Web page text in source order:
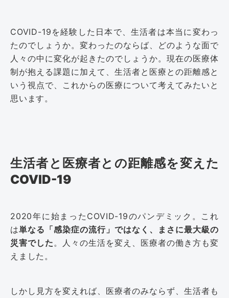
COVID-19を経験した日本で、生活者は本当に変わっ
たのでしょうか。変わったのならば、どのような面で
人々の中に変化が起きたのでしょうか。現在の医療体
制が抱える課題に加えて、生活者と医療との距離感と
いう視点で、これからの医療について考えてみたいと
思います。
生活者と医療者との距離感を変えた
COVID-19
2020年に始まったCOVID-19のパンデミック。これ
は単なる「感染症の流行」ではなく、まさに最大級の
災害でした 。人々の生活を変え、医療者の働き方も変
えました。
しかし見方を変えれば、医療者のみならず、生活者も